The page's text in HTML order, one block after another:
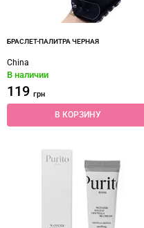
БРАСЛЕТ-ПАЛИТРА ЧЕРНАЯ
China
В наличии
119 грн
В КОРЗИНУ